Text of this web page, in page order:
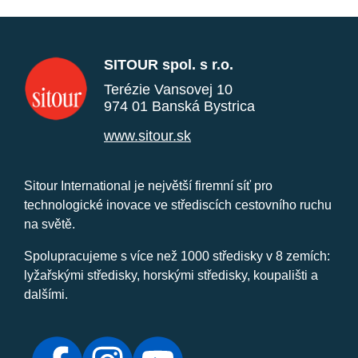
SITOUR spol. s r.o.
Terézie Vansovej 10
974 01 Banská Bystrica
www.sitour.sk
Sitour International je největší firemní síť pro
technologické inovace ve střediscích cestovního ruchu
na světě.
Spolupracujeme s více než 1000 středisky v 8 zemích:
lyžařskými středisky, horskými středisky, koupališti a
dalšími.